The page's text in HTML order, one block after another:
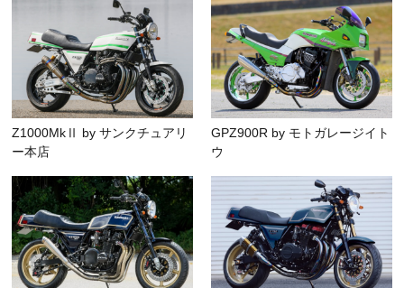
Z1000MkⅡ by サンクチュアリ
ー本店
GPZ900R by モトガレージイト
ウ